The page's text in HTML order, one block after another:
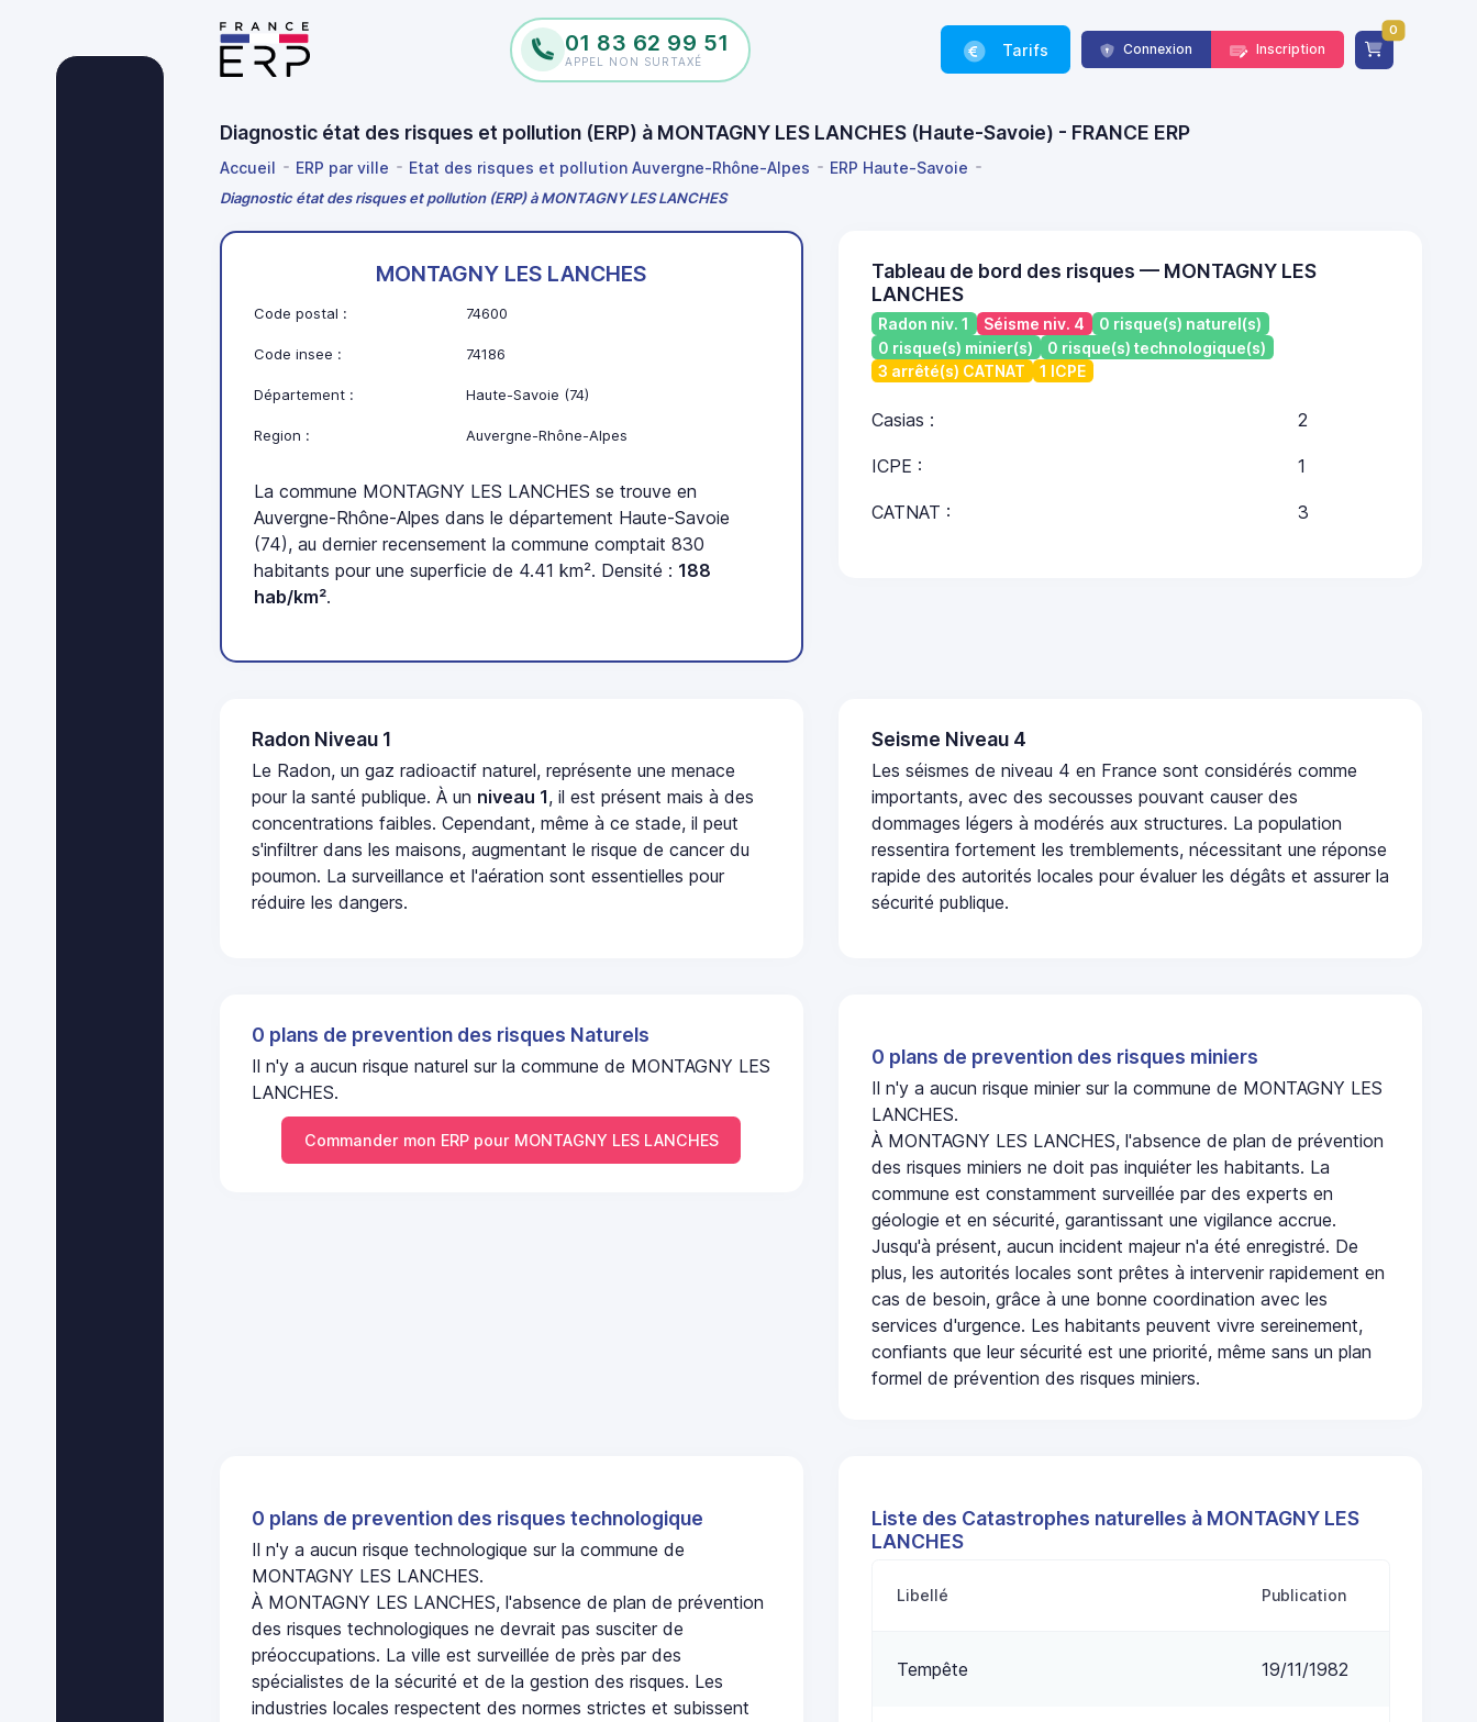
01 83 62 99 51
APPEL NON SURTAXÉ
Tarifs Connexion Inscription
0
Diagnostic état des risques et pollution (ERP) à MONTAGNY LES LANCHES (Haute-Savoie) - FRANCE ERP
Accueil ERP par ville Etat des risques et pollution Auvergne-Rhône-Alpes ERP Haute-Savoie
Diagnostic état des risques et pollution (ERP) à MONTAGNY LES LANCHES
MONTAGNY LES LANCHES
Code postal : 74600
Code insee : 74186
Département : Haute-Savoie (74)
Region : Auvergne-Rhône-Alpes
La commune MONTAGNY LES LANCHES se trouve en
Auvergne-Rhône-Alpes dans le département Haute-Savoie
(74), au dernier recensement la commune comptait 830
habitants pour une superficie de 4.41 km². Densité : 188
hab/km².
Tableau de bord des risques — MONTAGNY LES
LANCHES
Radon niv. 1 Séisme niv. 4
0 risque(s) naturel(s)
0 risque(s) minier(s)
0 risque(s) technologique(s)
3 arrêté(s) CATNAT
1 ICPE
Casias : 2
ICPE : 1
CATNAT : 3
Radon Niveau 1
Le Radon, un gaz radioactif naturel, représente une menace
pour la santé publique. À un niveau 1, il est présent mais à des
concentrations faibles. Cependant, même à ce stade, il peut
s'infiltrer dans les maisons, augmentant le risque de cancer du
poumon. La surveillance et l'aération sont essentielles pour
réduire les dangers.
Seisme Niveau 4
Les séismes de niveau 4 en France sont considérés comme
importants, avec des secousses pouvant causer des
dommages légers à modérés aux structures. La population
ressentira fortement les tremblements, nécessitant une réponse
rapide des autorités locales pour évaluer les dégâts et assurer la
sécurité publique.
0 plans de prevention des risques Naturels
Il n'y a aucun risque naturel sur la commune de MONTAGNY LES
LANCHES.
Commander mon ERP pour MONTAGNY LES LANCHES
0 plans de prevention des risques miniers
Il n'y a aucun risque minier sur la commune de MONTAGNY LES
LANCHES.
À MONTAGNY LES LANCHES, l'absence de plan de prévention
des risques miniers ne doit pas inquiéter les habitants. La
commune est constamment surveillée par des experts en
géologie et en sécurité, garantissant une vigilance accrue.
Jusqu'à présent, aucun incident majeur n'a été enregistré. De
plus, les autorités locales sont prêtes à intervenir rapidement en
cas de besoin, grâce à une bonne coordination avec les
services d'urgence. Les habitants peuvent vivre sereinement,
confiants que leur sécurité est une priorité, même sans un plan
formel de prévention des risques miniers.
0 plans de prevention des risques technologique
Il n'y a aucun risque technologique sur la commune de
MONTAGNY LES LANCHES.
À MONTAGNY LES LANCHES, l'absence de plan de prévention
des risques technologiques ne devrait pas susciter de
préoccupations. La ville est surveillée de près par des
spécialistes de la sécurité et de la gestion des risques. Les
industries locales respectent des normes strictes et subissent
Liste des Catastrophes naturelles à MONTAGNY LES
LANCHES
Libellé Publication
Tempête 19/11/1982